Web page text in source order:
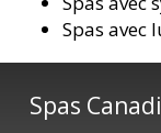
Spas avec
Spas